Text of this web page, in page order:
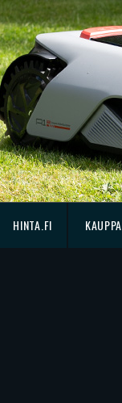
HINTA.FI KAUPPA